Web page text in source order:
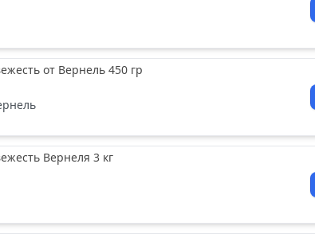
от Вернель 450 гр
Вернеля 3 кг